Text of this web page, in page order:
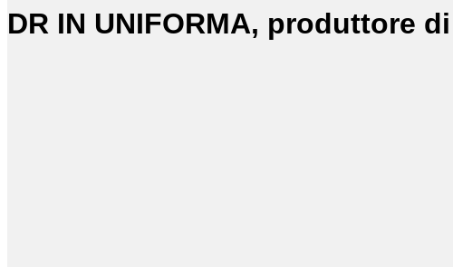
DR IN UNIFORMA, produttore